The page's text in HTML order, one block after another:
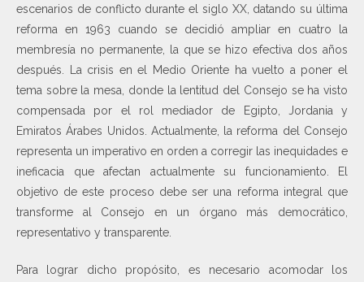
escenarios de conflicto durante el siglo XX, datando su última
reforma en 1963 cuando se decidió ampliar en cuatro la
membresía no permanente, la que se hizo efectiva dos años
después. La crisis en el Medio Oriente ha vuelto a poner el
tema sobre la mesa, donde la lentitud del Consejo se ha visto
compensada por el rol mediador de Egipto, Jordania y
Emiratos Árabes Unidos. Actualmente, la reforma del Consejo
representa un imperativo en orden a corregir las inequidades e
ineficacia que afectan actualmente su funcionamiento. El
objetivo de este proceso debe ser una reforma integral que
transforme al Consejo en un órgano más democrático,
representativo y transparente.
Para lograr dicho propósito, es necesario acomodar los